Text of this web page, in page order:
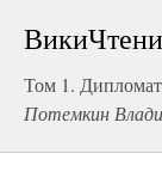
Том 1.
Потемкин